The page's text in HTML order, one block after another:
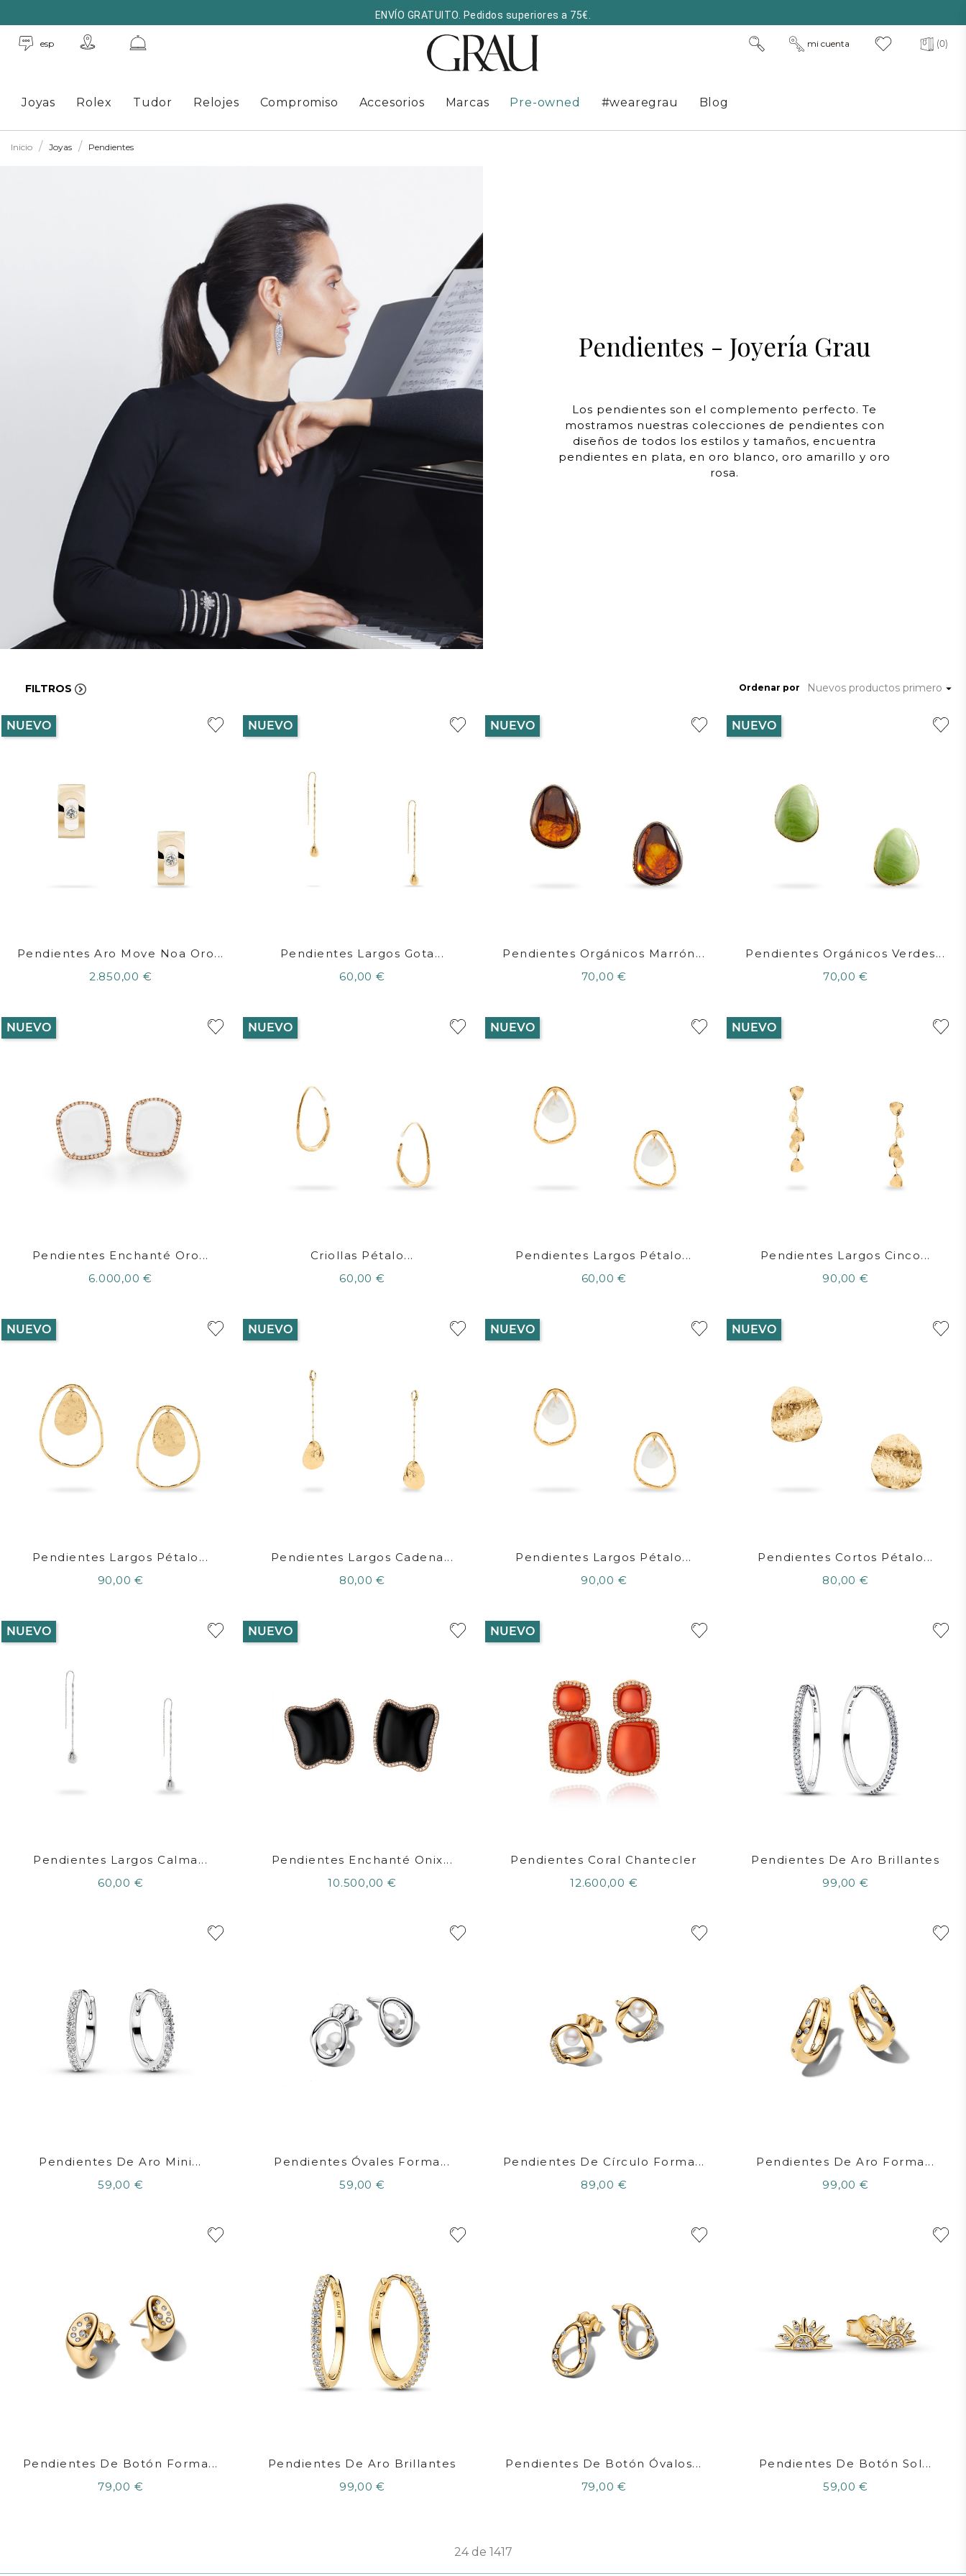
ENVÍO GRATUITO. Pedidos superiores a 75€.
esp (0)
mi cuenta
Joyas Rolex Tudor Relojes Compromiso Accesorios Marcas Pre-owned #wearegrau Blog
Inicio Joyas Pendientes
Pendientes - Joyería Grau
Los pendientes son el complemento perfecto. Te
mostramos nuestras colecciones de pendientes con
diseños de todos los estilos y tamaños, encuentra
pendientes en plata, en oro blanco, oro amarillo y oro
rosa.
FILTROS Ordenar por Nuevos productos primero 
Pendientes Aro Move Noa Oro...
2.850,00 €
NUEVO
Pendientes Largos Gota...
60,00 €
NUEVO
Pendientes Orgánicos Marrón...
70,00 €
NUEVO
Pendientes Orgánicos Verdes...
70,00 €
NUEVO
Pendientes Enchanté Oro...
6.000,00 €
NUEVO
Criollas Pétalo...
60,00 €
NUEVO
Pendientes Largos Pétalo...
60,00 €
NUEVO
Pendientes Largos Cinco...
90,00 €
NUEVO
Pendientes Largos Pétalo...
90,00 €
NUEVO
Pendientes Largos Cadena...
80,00 €
NUEVO
Pendientes Largos Pétalo...
90,00 €
NUEVO
Pendientes Cortos Pétalo...
80,00 €
NUEVO
Pendientes Largos Calma...
60,00 €
NUEVO
Pendientes Enchanté Onix...
10.500,00 €
NUEVO
Pendientes Coral Chantecler
12.600,00 €
NUEVO
Pendientes De Aro Brillantes
99,00 €
Pendientes De Aro Mini...
59,00 €
Pendientes Óvales Forma...
59,00 €
Pendientes De Círculo Forma...
89,00 €
Pendientes De Aro Forma...
99,00 €
Pendientes De Botón Forma...
79,00 €
Pendientes De Aro Brillantes
99,00 €
Pendientes De Botón Óvalos...
79,00 €
Pendientes De Botón Sol...
59,00 €
24 de 1417